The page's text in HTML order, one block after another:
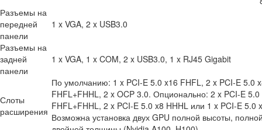
Разъемы на
передней
панели
1 x VGA, 2 x USB3.0
Разъемы на
задней
панели
1 x VGA, 1 x COM, 2 x USB3.0, 1 x RJ45 Gigabit
Слоты
расширения
По умолчанию: 1 x PCI-E 5.0 x16 FHFL, 2 x PCI-E 5.0
FHFL+FHHL, 2 x OCP 3.0. Опционально: 2 x PCI-E 5.0
FHFL+FHHL, 2 x PCI-E 5.0 x8 HHHL или 1 x PCI-E 5.0
Возможна установка двух GPU полной высоты,